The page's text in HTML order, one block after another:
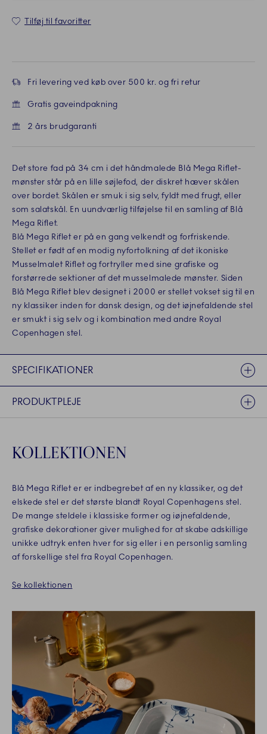
Tilføj til favoritter
Fri levering ved køb over 500 kr. og fri retur
Gratis gaveindpakning
2 års brudgaranti
Det store fad på 34 cm i det håndmalede Blå Mega Riflet-
mønster står på en lille søjlefod, der diskret hæver skålen
over bordet. Skålen er smuk i sig selv, fyldt med frugt, eller
som salatskål. En uundværlig tilføjelse til en samling af Blå
Mega Riflet.
Blå Mega Riflet er på en gang velkendt og forfriskende.
Stellet er født af en modig nyfortolkning af det ikoniske
Musselmalet Riflet og fortryller med sine grafiske og
forstørrede sektioner af det musselmalede mønster. Siden
Blå Mega Riflet blev designet i 2000 er stellet vokset sig til en
ny klassiker inden for dansk design, og det iøjnefaldende stel
er smukt i sig selv og i kombination med andre Royal
Copenhagen stel.
SPECIFIKATIONER
PRODUKTPLEJE
KOLLEKTIONEN
Blå Mega Riflet er er indbegrebet af en ny klassiker, og det
elskede stel er det største blandt Royal Copenhagens stel.
De mange steldele i klassiske former og iøjnefaldende,
grafiske dekorationer giver mulighed for at skabe adskillige
unikke udtryk enten hver for sig eller i en personlig samling
af forskellige stel fra Royal Copenhagen.
Se kollektionen